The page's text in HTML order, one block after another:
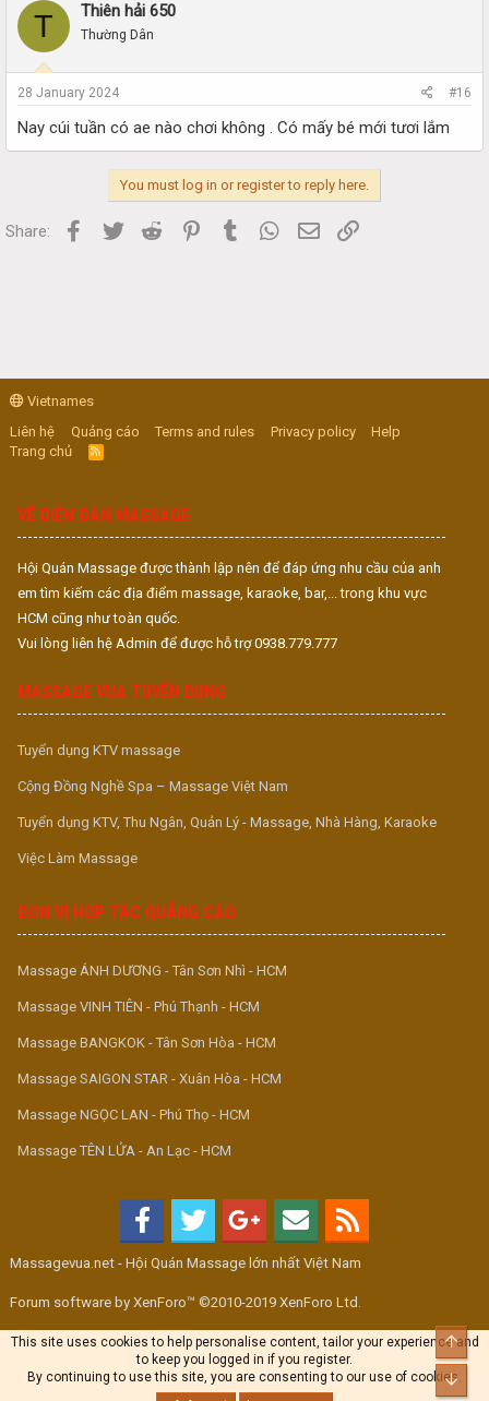
T Thiên hải 650
Thường Dân
28 January 2024 #16
Nay cúi tuần có ae nào chơi không . Có mấy bé mới tươi lắm
You must log in or register to reply here.
Share: Facebook
Twitter Reddit PinterestTumblr WhatsApp
Email
Vietnames
Liên hệ
Quảng cáo Terms and rules Privacy policy
Help
Trang chủ
R
S
VỀ DIỄN ĐÀN MASSAGE
Hội Quán Massage được thành lập nên để đáp ứng nhu cầu của anh
em tìm kiếm các địa điểm massage, karaoke, bar,... trong khu vực
HCM cũng như toàn quốc.
Vui lòng liên hệ Admin để được hỗ trợ 0938.779.777
MASSAGE VUA TUYỂN DỤNG
Tuyển dụng KTV massage
Cộng Đồng Nghề Spa – Massage Việt Nam
Tuyển dụng KTV, Thu Ngân, Quản Lý - Massage, Nhà Hàng, Karaoke
Việc Làm Massage
ĐƠN VỊ HỢP TÁC QUẢNG CÁO
Massage ÁNH DƯƠNG - Tân Sơn Nhì - HCM
Massage VINH TIÊN - Phú Thạnh - HCM
Massage BANGKOK - Tân Sơn Hòa - HCM
Massage SAIGON STAR - Xuân Hòa - HCM
Massage NGỌC LAN - Phú Thọ - HCM
Massage TÊN LỬA - An Lạc - HCM
Massagevua.net - Hội Quán Massage lớn nhất Việt Nam
Forum software by XenForo™ ©2010-2019 XenForo Ltd.
This site uses cookies to help personalise content, tailor your experience and
to keep you logged in if you register.
By continuing to use this site, you are consenting to our use of cookies.
Top